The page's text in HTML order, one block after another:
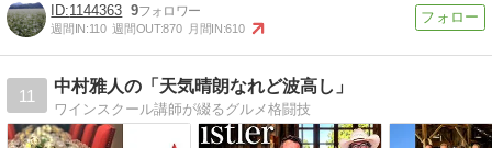
1144363 9
週間IN:110 週間OUT:870 月間IN:610
11
中村雅人の「天気晴朗なれど波高し」
ワインスクール講師が綴るグルメ格闘技